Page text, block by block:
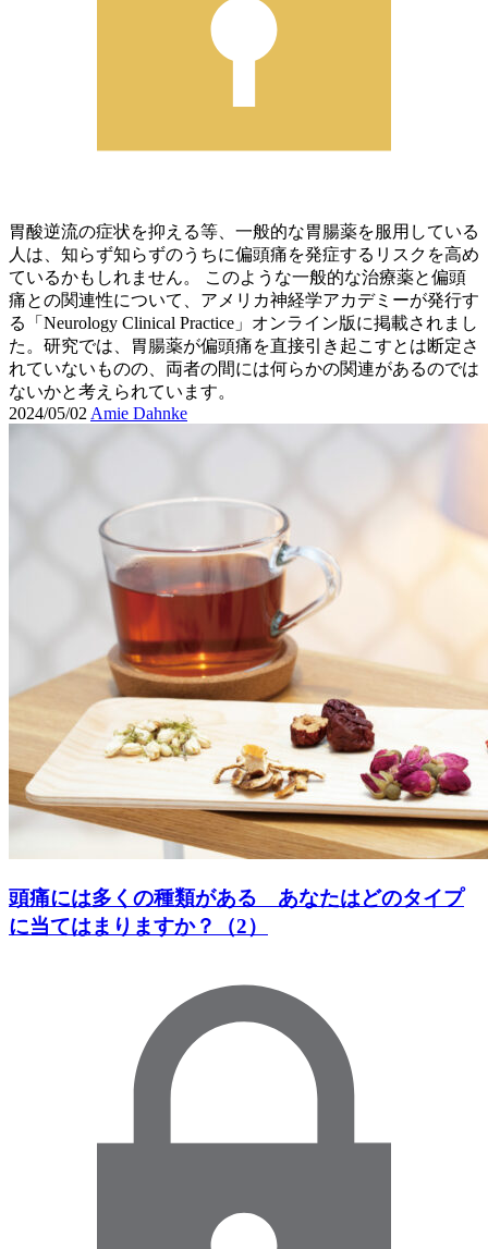
胃酸逆流の症状を抑える等、一般的な胃腸薬を服用している
人は、知らず知らずのうちに偏頭痛を発症するリスクを高め
ているかもしれません。 このような一般的な治療薬と偏頭
痛との関連性について、アメリカ神経学アカデミーが発行す
る「Neurology Clinical Practice」オンライン版に掲載されまし
た。研究では、胃腸薬が偏頭痛を直接引き起こすとは断定さ
れていないものの、両者の間には何らかの関連があるのでは
ないかと考えられています。
2024/05/02 Amie Dahnke
頭痛には多くの種類がある あなたはどのタイプ
に当てはまりますか？（2）